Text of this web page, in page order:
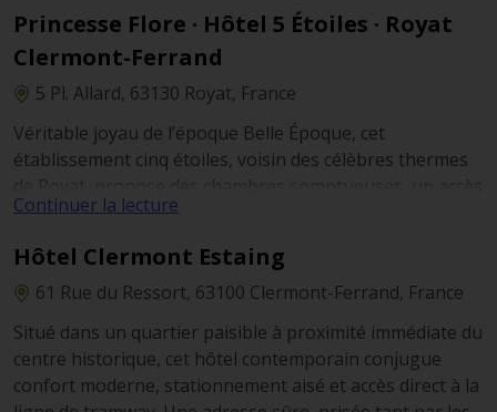
haute cuisine.
Princesse Flore · Hôtel 5 Étoiles · Royat
Clermont-Ferrand
5 Pl. Allard, 63130 Royat, France
Véritable joyau de l’époque Belle Époque, cet
établissement cinq étoiles, voisin des célèbres thermes
de Royat, propose des chambres somptueuses, un accès
privilégié au spa, ainsi qu’un restaurant panoramique
voyageurs en quête de quiétude, d’élégance
patrimoniale et de paysages volcaniques enchanteurs.
Continuer la lecture
Hôtel Clermont Estaing
61 Rue du Ressort, 63100 Clermont-Ferrand, France
Situé dans un quartier paisible à proximité immédiate du
centre historique, cet hôtel contemporain conjugue
confort moderne, stationnement aisé et accès direct à la